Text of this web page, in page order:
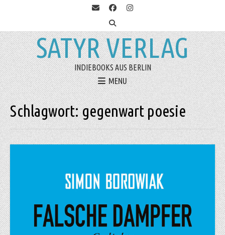
SATYR VERLAG
INDIEBOOKS AUS BERLIN
MENU
Schlagwort:gegenwart poesie